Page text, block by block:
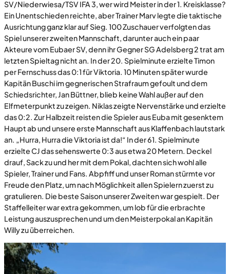
SV/Niederwiesa/TSV IFA 3, wer wird Meister in der 1. Kreisklasse?
Ein Unentschieden reichte, aber Trainer Marv legte die taktische
Ausrichtung ganz klar auf Sieg. 100 Zuschauer verfolgten das
Spiel unserer zweiten Mannschaft, darunter auch ein paar
Akteure vom Eubaer SV, denn ihr Gegner SG Adelsberg 2 trat am
letzten Spieltag nicht an. In der 20. Spielminute erzielte Timon
per Fernschuss das 0:1 für Viktoria. 10 Minuten später wurde
Kapitän Buschi im gegnerischen Strafraum gefoult und dem
Schiedsrichter, Jan Büttner, blieb keine Wahl außer auf den
Elfmeterpunkt zu zeigen. Niklas zeigte Nervenstärke und erzielte
das 0:2. Zur Halbzeit reisten die Spieler aus Euba mit gesenktem
Haupt ab und unsere erste Mannschaft aus Klaffenbach lautstark
an. „Hurra, Hurra die Viktoria ist da!“ In der 61. Spielminute
erzielte CJ das sehenswerte 0:3 aus etwa 20 Metern. Deckel
drauf, Sack zu und her mit dem Pokal, dachten sich wohl alle
Spieler, Trainer und Fans. Abpfiff und unser Roman stürmte vor
Freude den Platz, um nach Möglichkeit allen Spielern zuerst zu
gratulieren. Die beste Saison unserer Zweiten war gespielt. Der
Staffelleiter war extra gekommen, um lob für die erbrachte
Leistung auszusprechen und um den Meisterpokal an Kapitän
Willy zu überreichen.